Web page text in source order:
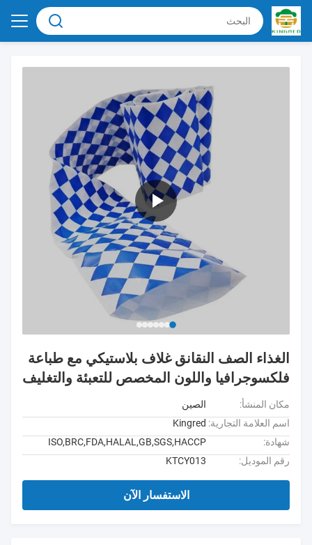
الغذاء الصف النقانق غلاف بلاستيكي مع طباعة
فلكسوجرافيا واللون المخصص للتعبئة والتغليف
مكان المنشأ:
الصين
اسم العلامة التجارية: Kingred
شهادة:
ISO,BRC,FDA,HALAL,GB,SGS,HACCP
رقم الموديل:
KTCY013
الاستفسار الآن